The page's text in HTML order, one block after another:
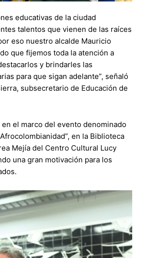
educativas de la ciudad
talentos que vienen de las raíces
eso nuestro alcalde Mauricio
que fijemos toda la atención a
y brindarles las
para que sigan adelante”, señaló
subsecretario de Educación de
en el marco del evento denominado
en la Biblioteca
Mejía del Centro Cultural Lucy
una gran motivación para los